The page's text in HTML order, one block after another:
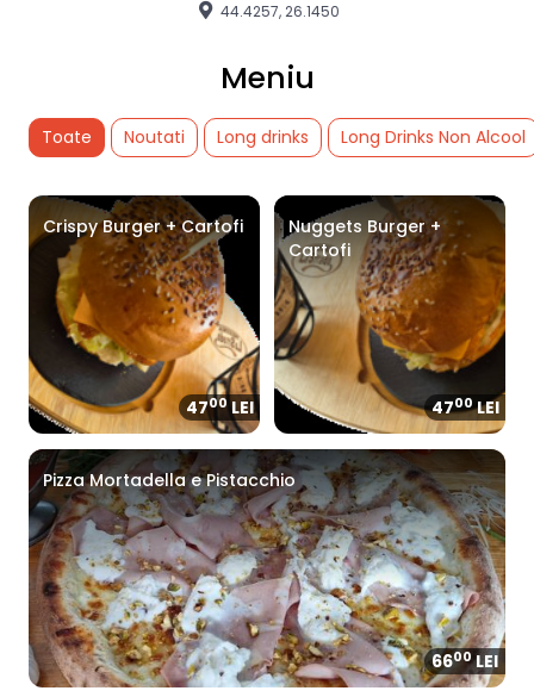
44.4257, 26.1450
Meniu
Toate Noutati Long drinks Long Drinks Non Alcool
Crispy Burger + Cartofi
4700 LEI
Nuggets Burger +
Cartofi
4700 LEI
Pizza Mortadella e Pistacchio
6600 LEI